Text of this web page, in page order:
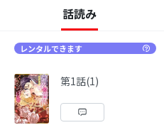
話読み
レンタルできます
第1話(1)